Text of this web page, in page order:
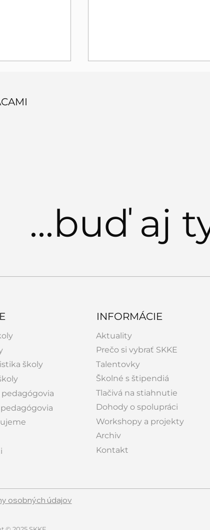
...buď aj
školy
pedagógovia
INFORMÁCIE
Aktuality
Prečo si vybrať SKKE
Talentovky
Školné s štipendiá
Tlačivá na stiahnutie
Dohody o spolupráci
Workshopy a projekty
Archiv
Kontakt
osobných údajov